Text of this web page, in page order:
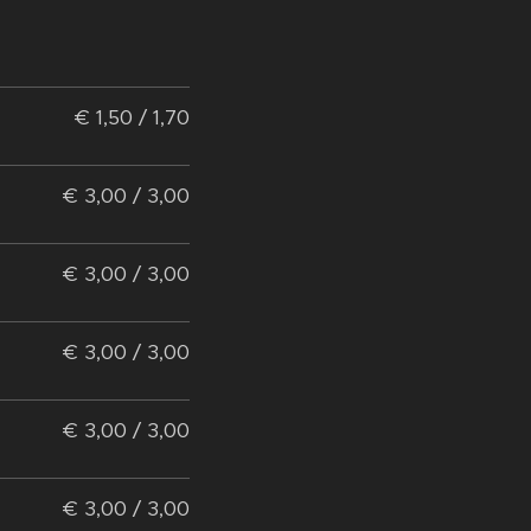
€ 1,50 / 1,70
€ 3,00 / 3,00
€ 3,00 / 3,00
€ 3,00 / 3,00
€ 3,00 / 3,00
€ 3,00 / 3,00